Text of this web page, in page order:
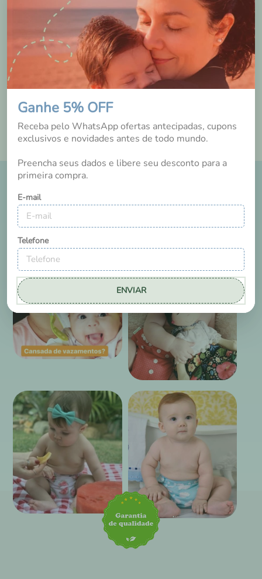
Ganhe 5% OFF
Receba pelo WhatsApp ofertas antecipadas, cupons
exclusivos e novidades antes de todo mundo.
Preencha seus dados e libere seu desconto para a
primeira compra.
E-mail
Telefone
ENVIAR
Tem esse produto? Seja o primeiro a avaliá-lo!
NO INSTAGRAM